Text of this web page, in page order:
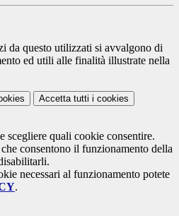
da questo utilizzati si avvalgono di
ed utili alle finalità illustrate nella
Accetta tutti i cookies
scegliere quali cookie consentire.
consentono il funzionamento della
necessari al funzionamento potete
.